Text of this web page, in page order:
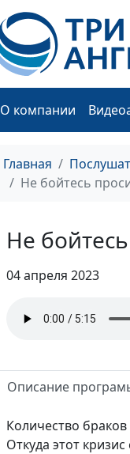
О компании
Главная
Не бойтесь
Не
04 апреля 2023
Описание
Количество
Откуда этот